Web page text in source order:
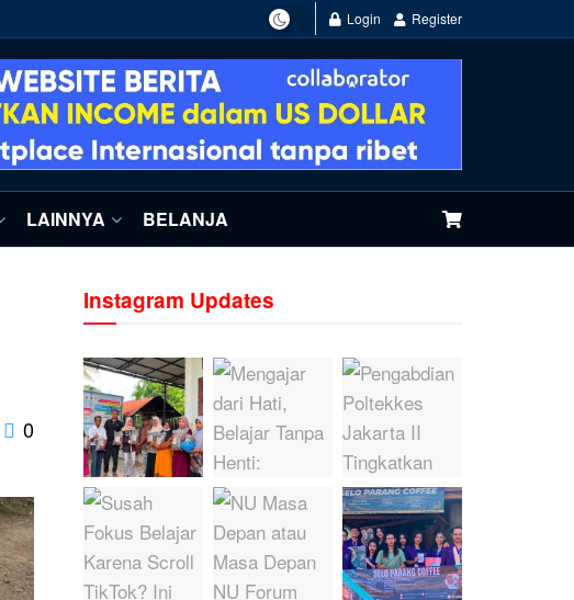
Login Register
LAINNYA BELANJA
0
Instagram Updates